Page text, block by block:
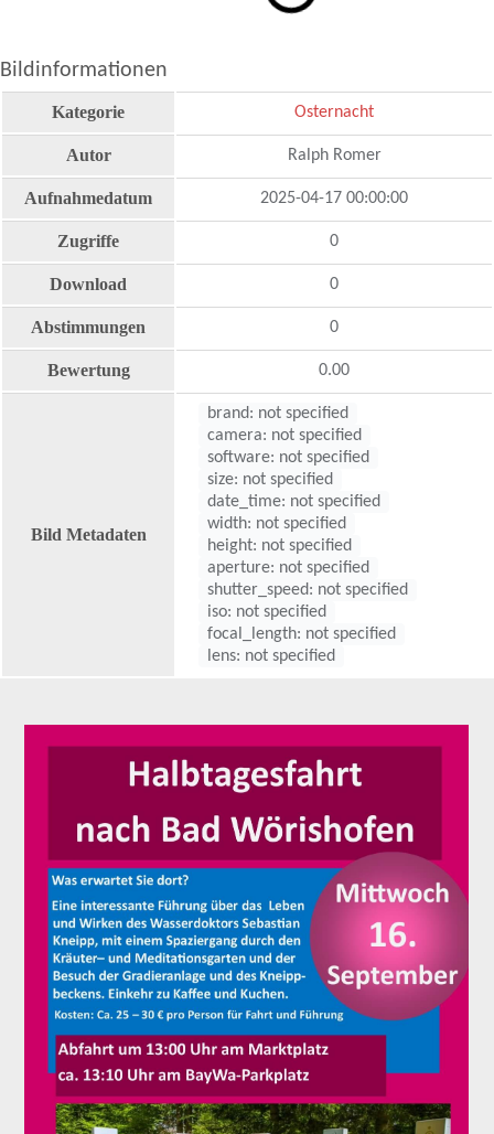
Bildinformationen
Kategorie Osternacht
Autor Ralph Romer
Aufnahmedatum 2025-04-17 00:00:00
Zugriffe 0
Download 0
Abstimmungen 0
Bewertung 0.00
Bild Metadaten
brand: not specified
camera: not specified
software: not specified
size: not specified
date_time: not specified
width: not specified
height: not specified
aperture: not specified
shutter_speed: not specified
iso: not specified
focal_length: not specified
lens: not specified